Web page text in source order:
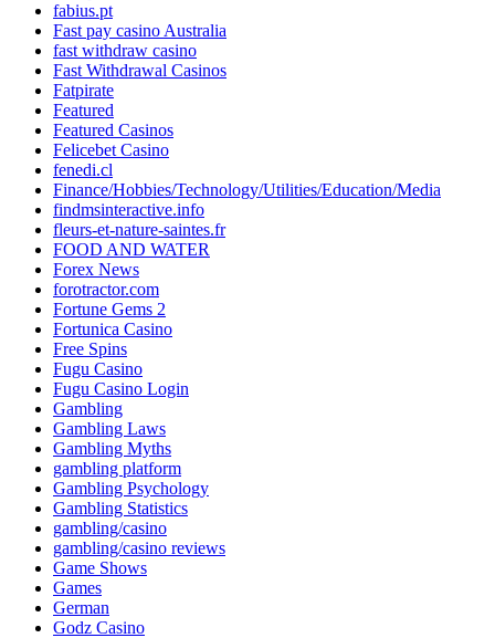
fabius.pt
Fast pay casino Australia
fast withdraw casino
Fast Withdrawal Casinos
Fatpirate
Featured
Featured Casinos
Felicebet Casino
fenedi.cl
Finance/Hobbies/Technology/Utilities/Education/Media
findmsinteractive.info
fleurs-et-nature-saintes.fr
FOOD AND WATER
Forex News
forotractor.com
Fortune Gems 2
Fortunica Casino
Free Spins
Fugu Casino
Fugu Casino Login
Gambling
Gambling Laws
Gambling Myths
gambling platform
Gambling Psychology
Gambling Statistics
gambling/casino
gambling/casino reviews
Game Shows
Games
German
Godz Casino